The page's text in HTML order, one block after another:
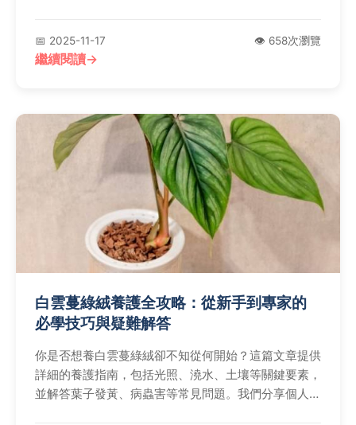
📅 2025-11-17 👁️ 658次瀏覽
繼續閱讀
白雲蔓綠絨養護全攻略：從新手到專家的
必學技巧與疑難解答
你是否想養白雲蔓綠絨卻不知從何開始？這篇文章提供
詳細的養護指南，包括光照、澆水、土壤等關鍵要素，
並解答葉子發黃、病蟲害等常見問題。我們分享個人經